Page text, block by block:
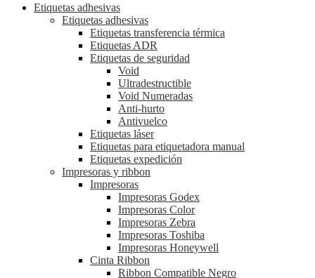
Etiquetas adhesivas
Etiquetas adhesivas
Etiquetas transferencia térmica
Etiquetas ADR
Etiquetas de seguridad
Void
Ultradestructible
Void Numeradas
Anti-hurto
Antivuelco
Etiquetas láser
Etiquetas para etiquetadora manual
Etiquetas expedición
Impresoras y ribbon
Impresoras
Impresoras Godex
Impresoras Color
Impresoras Zebra
Impresoras Toshiba
Impresoras Honeywell
Cinta Ribbon
Ribbon Compatible Negro